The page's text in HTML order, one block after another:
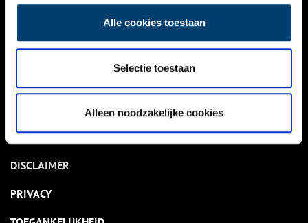
Alle cookies toestaan
Selectie toestaan
Alleen noodzakelijke cookies
ACTIVITEITEN
NIEUWSBRIEF
DISCLAIMER
PRIVACY